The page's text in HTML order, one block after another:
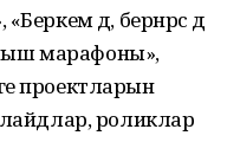
дә, бернәрсә дә
марафоны»,
проектларын
роликлар